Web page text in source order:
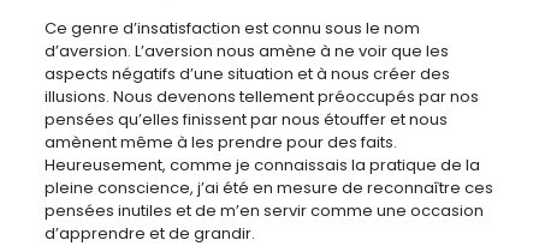
Ce genre d’insatisfaction est connu sous le nom
d’aversion. L’aversion nous amène à ne voir que les
aspects négatifs d’une situation et à nous créer des
illusions. Nous devenons tellement préoccupés par nos
pensées qu’elles finissent par nous étouffer et nous
amènent même à les prendre pour des faits.
Heureusement, comme je connaissais la pratique de la
pleine conscience, j’ai été en mesure de reconnaître ces
pensées inutiles et de m’en servir comme une occasion
d’apprendre et de grandir.